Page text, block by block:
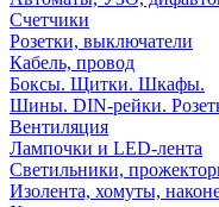
Счетчики
Розетки, выключатели
Кабель, провод
Боксы. Щитки. Шкафы.
Шины. DIN-рейки.
Вентиляция
Лампочки и LED-лента
Светильники,
Изолента, хомуты,